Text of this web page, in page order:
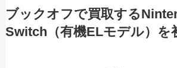
ブックオフで買取する
Switch（有機ELモデル）を